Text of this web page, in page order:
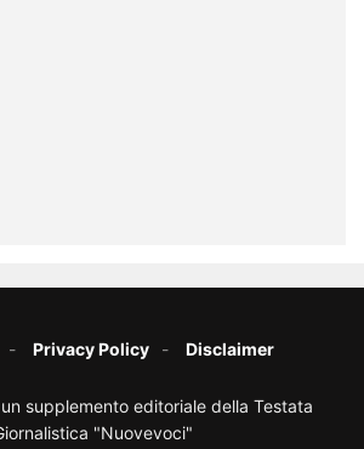
Privacy Policy Disclaimer
supplemento editoriale della Testata
"Nuovevoci"